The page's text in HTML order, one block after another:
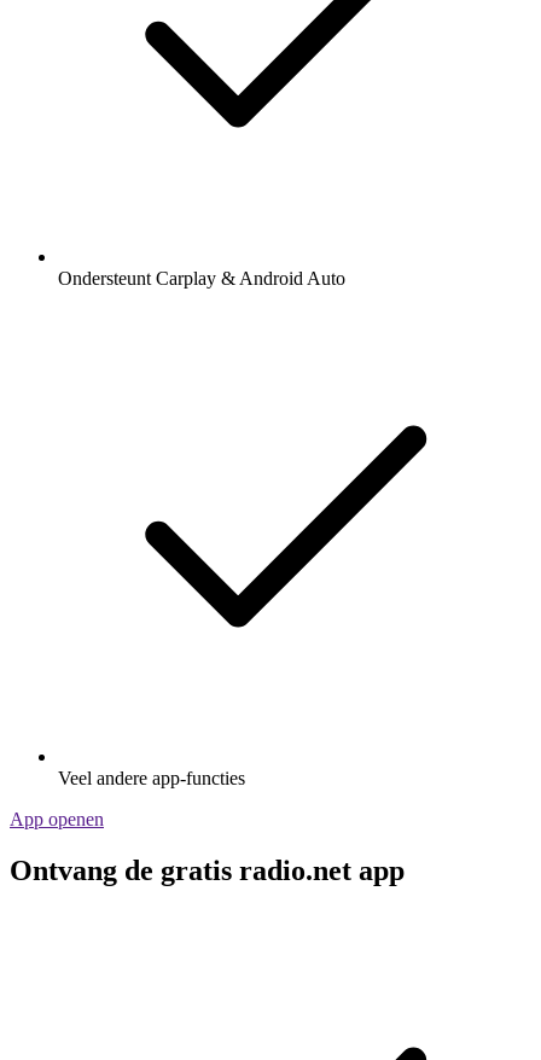
Ondersteunt Carplay & Android Auto
Veel andere app-functies
App openen
Ontvang de gratis radio.net app